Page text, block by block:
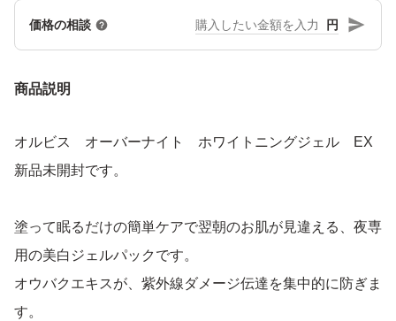
価格の相談 円
商品説明
オルビス オーバーナイト ホワイトニングジェル EX
新品未開封です。
塗って眠るだけの簡単ケアで翌朝のお肌が見違える、夜専
用の美白ジェルパックです。
オウバクエキスが、紫外線ダメージ伝達を集中的に防ぎま
す。